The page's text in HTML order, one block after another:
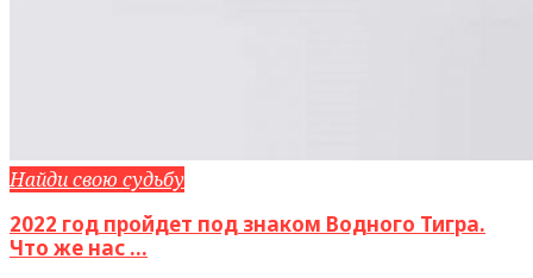
Найди свою судьбу
2022 год пройдет под знаком Водного Тигра.
Что же нас ...